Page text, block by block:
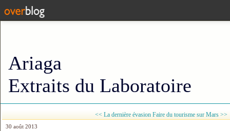
Ariaga
Extraits du Laboratoire
<< La dernière évasion Faire du tourisme sur Mars >>
30 août 2013